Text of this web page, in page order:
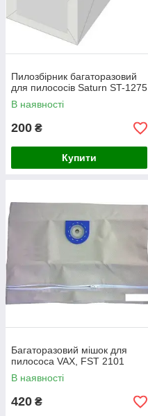
Пилозбірник багаторазовий
для пилососів Saturn ST-1275
В наявності
200 ₴
Купити
Багаторазовий мішок для
пилососа VAX, FST 2101
В наявності
420 ₴